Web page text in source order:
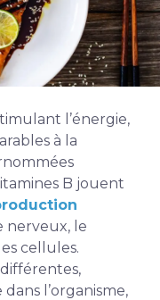
l’énergie,
à la
B jouent
nerveux, le
cellules.
l’organisme,